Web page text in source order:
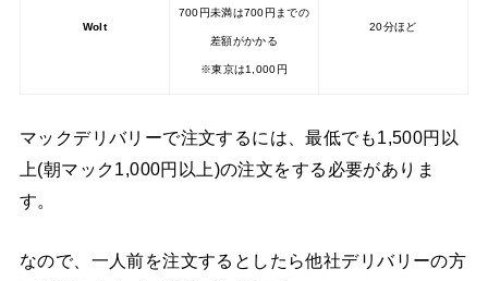
Wolt
700円未満は700円までの
差額がかかる
※東京は1,000円
20分ほど
マックデリバリーで注文するには、最低でも1,500円以
上(朝マック1,000円以上)の注文をする必要がありま
す。
なので、一人前を注文するとしたら他社デリバリーの方